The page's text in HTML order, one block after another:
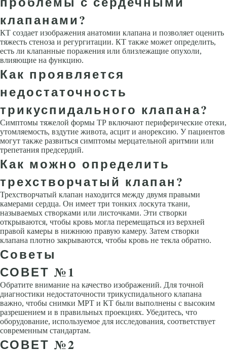
клапанами?
КТ создает изображения анатомии клапана и позволяет оценить
тяжесть стеноза и регургитации. КТ также может определить,
есть ли клапанные поражения или близлежащие опухоли,
влияющие на функцию.
Как проявляется
недостаточность
трикуспидального клапана?
Симптомы тяжелой формы ТР включают периферические отеки,
утомляемость, вздутие живота, асцит и анорексию. У пациентов
могут также развиться симптомы мерцательной аритмии или
трепетания предсердий.
Как можно определить
трехстворчатый клапан?
Трехстворчатый клапан находится между двумя правыми
камерами сердца. Он имеет три тонких лоскута ткани,
называемых створками или листочками. Эти створки
открываются, чтобы кровь могла перемещаться из верхней
правой камеры в нижнюю правую камеру. Затем створки
клапана плотно закрываются, чтобы кровь не текла обратно.
Советы
СОВЕТ №1
Обратите внимание на качество изображений. Для точной
диагностики недостаточности трикуспидального клапана
важно, чтобы снимки МРТ и КТ были выполнены с высоким
разрешением и в правильных проекциях. Убедитесь, что
оборудование, используемое для исследования, соответствует
современным стандартам.
СОВЕТ №2